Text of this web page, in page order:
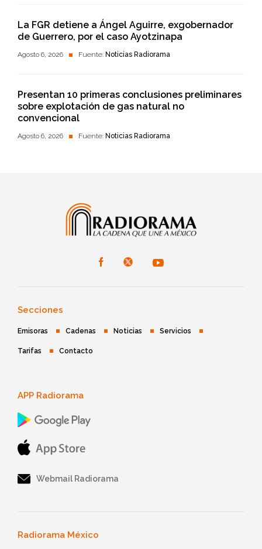
La FGR detiene a Ángel Aguirre, exgobernador
de Guerrero, por el caso Ayotzinapa
Agosto 6, 2026 Fuente: Noticias Radiorama
Presentan 10 primeras conclusiones preliminares
sobre explotación de gas natural no
convencional
Agosto 6, 2026 Fuente: Noticias Radiorama
Secciones
Emisoras Cadenas Noticias Servicios
Tarifas Contacto
APP Radiorama
Webmail Radiorama
Radiorama México